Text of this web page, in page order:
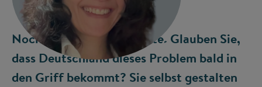
©
Noch fehlen die Lehrkräfte. Glauben Sie,
dass Deutschland dieses Problem bald in
den Griff bekommt? Sie selbst gestalten